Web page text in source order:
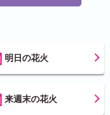
明日の花火
来週末の花火